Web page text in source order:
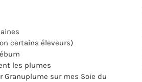
certains éleveurs)
les plumes
Granuplume sur mes Soie du